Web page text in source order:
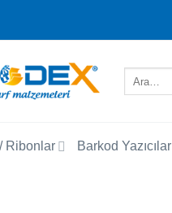
Ribonlar Barkod Yazıcılar